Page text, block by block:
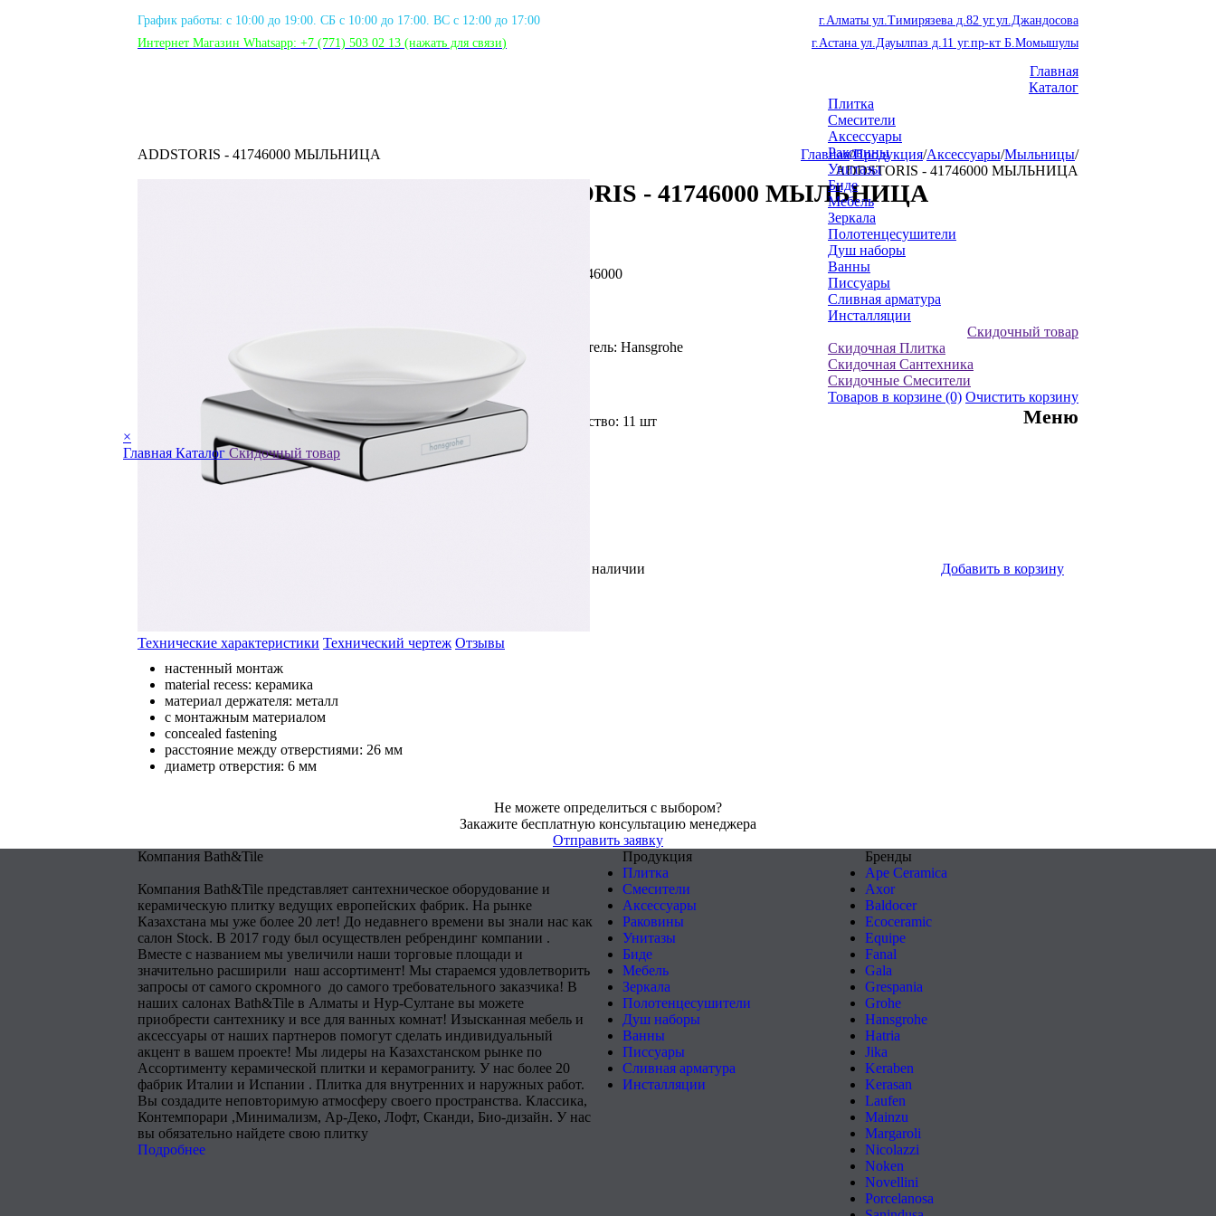
График работы: с 10:00 до 19:00. СБ с 10:00 до 17:00. ВС с 12:00 до 17:00
Интернет Магазин Whatsapp: +7 (771) 503 02 13 (нажать для связи)
г.Алматы ул.Тимирязева д.82 уг.ул.Джандосова
г.Астана ул.Дауылпаз д.11 уг.пр-кт Б.Момышулы
Главная
Каталог
Плитка
Смесители
Аксессуары
Раковины
Унитазы
Биде
Мебель
Зеркала
Полотенцесушители
Душ наборы
Ванны
Писсуары
Сливная арматура
Инсталляции
Скидочный товар
Скидочная Плитка
Скидочная Сантехника
Скидочные Смесители
Товаров в корзине (0) Очистить корзину
Меню
×
Главная Каталог Скидочный товар
ADDSTORIS - 41746000 МЫЛЬНИЦА Главная/Продукция/Аксессуары/Мыльницы/
ADDSTORIS - 41746000 МЫЛЬНИЦА
ADDSTORIS - 41746000 МЫЛЬНИЦА
Артикул: HG_41746000
Фирма производитель: Hansgrohe
Доступное количество: 11 шт
В наличии Добавить в корзину
Технические характеристики Технический чертеж Отзывы
настенный монтаж
material recess: керамика
материал держателя: металл
с монтажным материалом
concealed fastening
расстояние между отверстиями: 26 мм
диаметр отверстия: 6 мм
Не можете определиться с выбором?
Закажите бесплатную консультацию менеджера
Отправить заявку
Компания Bath&Tile
Компания Bath&Tile представляет сантехническое оборудование и
керамическую плитку ведущих европейских фабрик. На рынке
Казахстана мы уже более 20 лет! До недавнего времени вы знали нас как
салон Stock. В 2017 году был осуществлен ребрендинг компании .
Вместе с названием мы увеличили наши торговые площади и
значительно расширили наш ассортимент! Мы стараемся удовлетворить
запросы от самого скромного до самого требовательного заказчика! В
наших салонах Bath&Tile в Алматы и Нур-Султане вы можете
приобрести сантехнику и все для ванных комнат! Изысканная мебель и
аксессуары от наших партнеров помогут сделать индивидуальный
акцент в вашем проекте! Мы лидеры на Казахстанском рынке по
Ассортименту керамической плитки и керамограниту. У нас более 20
фабрик Италии и Испании . Плитка для внутренних и наружных работ.
Вы создадите неповторимую атмосферу своего пространства. Классика,
Контемпорари ,Минимализм, Ар-Деко, Лофт, Сканди, Био-дизайн. У нас
вы обязательно найдете свою плитку
Подробнее
Продукция
Плитка
Смесители
Аксессуары
Раковины
Унитазы
Биде
Мебель
Зеркала
Полотенцесушители
Душ наборы
Ванны
Писсуары
Сливная арматура
Инсталляции
Бренды
Ape Ceramica
Axor
Baldocer
Ecoceramic
Equipe
Fanal
Gala
Grespania
Grohe
Hansgrohe
Hatria
Jika
Keraben
Kerasan
Laufen
Mainzu
Margaroli
Nicolazzi
Noken
Novellini
Porcelanosa